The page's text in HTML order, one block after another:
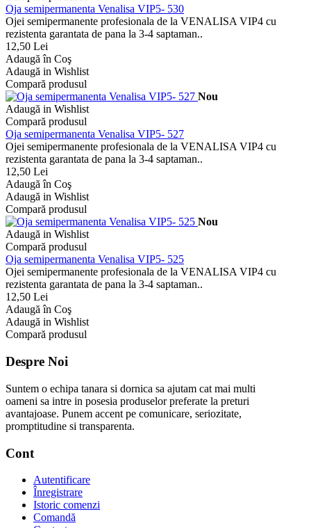
Oja semipermanenta Venalisa VIP5- 530
Ojei semipermanente profesionala de la VENALISA VIP4 cu
rezistenta garantata de pana la 3-4 saptaman..
12,50 Lei
Adaugă în Coş
Adaugă in Wishlist
Compară produsul
Nou
Adaugă in Wishlist
Compară produsul
Oja semipermanenta Venalisa VIP5- 527
Ojei semipermanente profesionala de la VENALISA VIP4 cu
rezistenta garantata de pana la 3-4 saptaman..
12,50 Lei
Adaugă în Coş
Adaugă in Wishlist
Compară produsul
Nou
Adaugă in Wishlist
Compară produsul
Oja semipermanenta Venalisa VIP5- 525
Ojei semipermanente profesionala de la VENALISA VIP4 cu
rezistenta garantata de pana la 3-4 saptaman..
12,50 Lei
Adaugă în Coş
Adaugă in Wishlist
Compară produsul
Despre Noi
Suntem o echipa tanara si dornica sa ajutam cat mai multi
oameni sa intre in posesia produselor preferate la preturi
avantajoase. Punem accent pe comunicare, seriozitate,
promptitudine si transparenta.
Cont
Autentificare
Înregistrare
Istoric comenzi
Comandă